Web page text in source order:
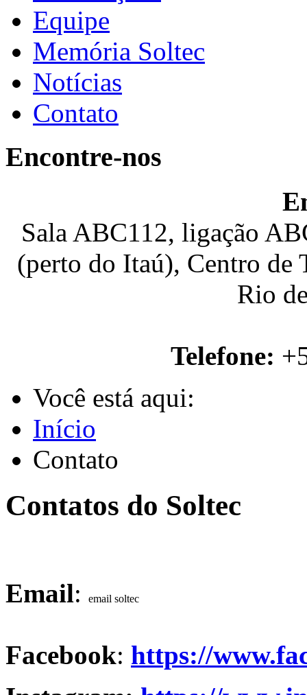
Equipe
Memória Soltec
Notícias
Contato
Encontre-nos
Sala ABC112, ligação
(perto do Itaú), Centro de
Rio
Telefone:
Você está aqui:
Início
Contato
Contatos do Soltec
Email:
Facebook: https://